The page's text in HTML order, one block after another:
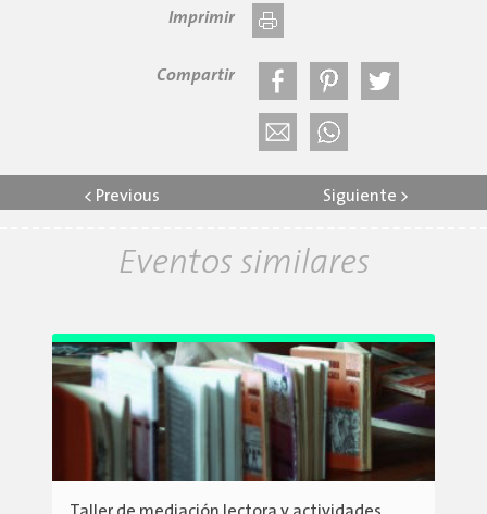
Imprimir
Compartir
< Previous Siguiente >
Eventos similares